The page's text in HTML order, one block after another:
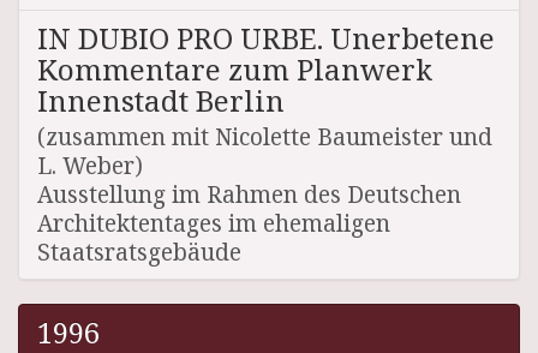
IN DUBIO PRO URBE. Unerbetene
Kommentare zum Planwerk
Innenstadt Berlin
(zusammen mit Nicolette Baumeister und
L. Weber)
Ausstellung im Rahmen des Deutschen
Architektentages im ehemaligen
Staatsratsgebäude
1996